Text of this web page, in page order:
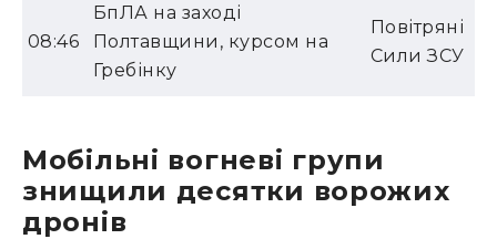
08:46
БпЛА на заході
Полтавщини, курсом на
Гребінку
Повітряні
Сили ЗСУ
Мобільні вогневі групи
знищили десятки ворожих
дронів